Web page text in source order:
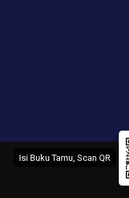
Isi Buku Tamu, Scan QR